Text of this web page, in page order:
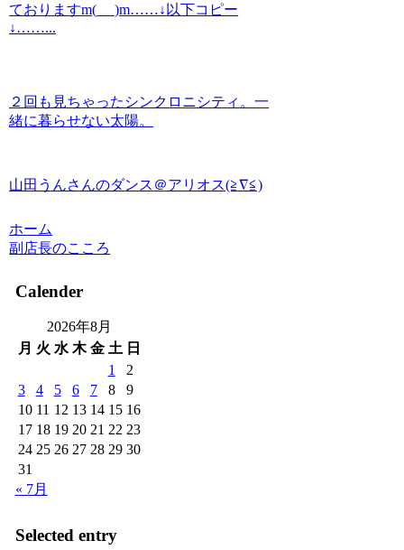
ておりますm(_ _)m……↓以下コピー
↓……...
２回も見ちゃったシンクロニシティ。一
緒に暮らせない太陽。
山田うんさんのダンス＠アリオス(≧∇≦)
ホーム
副店長のこころ
Calender
2026年8月
月 火 水 木 金 土 日
1
2
3
4 5 6 7 8
9
10 11 12 13 14 15 16
17 18 19 20 21 22 23
24 25 26 27 28 29 30
31
« 7月
Selected entry